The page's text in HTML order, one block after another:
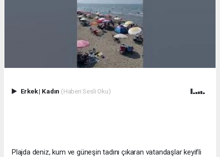
Erkek| Kadın (Haberi Sesli Oku)
Plajda deniz, kum ve güneşin tadını çıkaran vatandaşlar keyifli